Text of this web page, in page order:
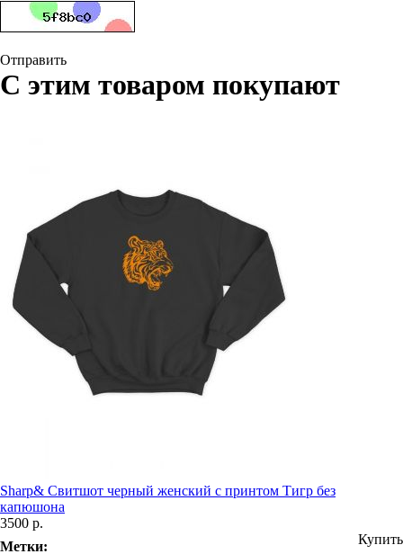
Отправить
С этим товаром покупают
Sharp& Свитшот черный женский с принтом Тигр без
капюшона
3500 р.
Купить
Метки: